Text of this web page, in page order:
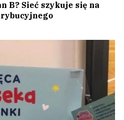
B? Sieć szykuje się na